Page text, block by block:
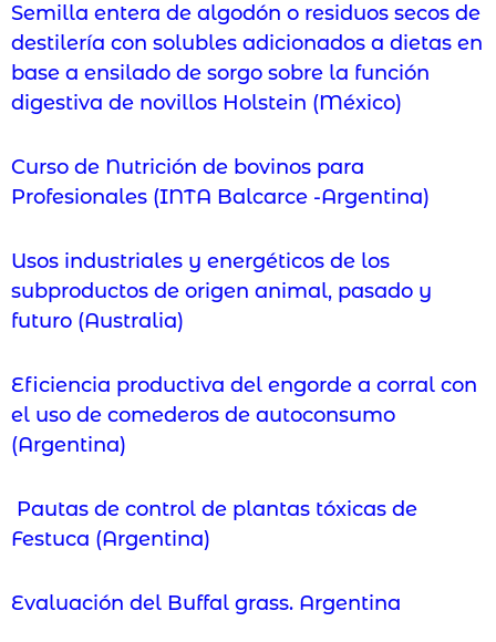
Semilla entera de algodón o residuos secos de
destilería con solubles adicionados a dietas en
base a ensilado de sorgo sobre la función
digestiva de novillos Holstein (México)
Curso de Nutrición de bovinos para
Profesionales (INTA Balcarce -Argentina)
Usos industriales y energéticos de los
subproductos de origen animal, pasado y
futuro (Australia)
Eficiencia productiva del engorde a corral con
el uso de comederos de autoconsumo
(Argentina)
Pautas de control de plantas tóxicas de
Festuca (Argentina)
Evaluación del Buffal grass. Argentina